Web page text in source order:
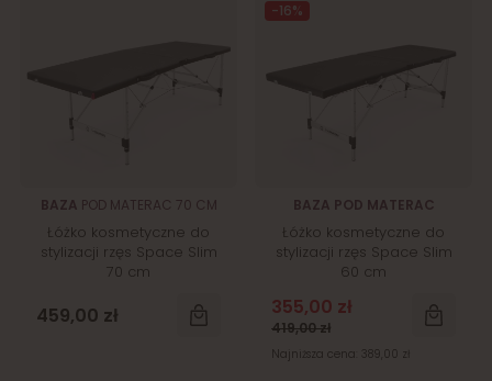
BAZA POD MATERAC 70 CM
Łóżko kosmetyczne do
stylizacji rzęs Space Slim
70 cm
459,00 zł
BAZA POD MATERAC
Łóżko kosmetyczne do
stylizacji rzęs Space Slim
60 cm
355,00 zł
419,00 zł
Najniższa cena: 389,00 zł
-16%